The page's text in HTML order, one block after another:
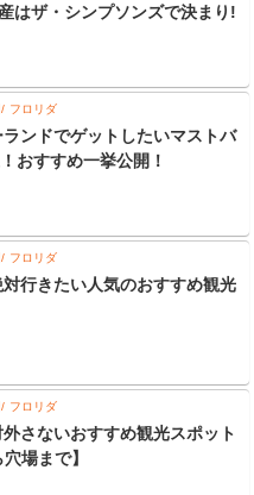
はザ・シンプソンズで決まり!
フロリダ
ンドでゲットしたいマストバ
おすすめ一挙公開！
フロリダ
行きたい人気のおすすめ観光
フロリダ
さないおすすめ観光スポット
場まで】